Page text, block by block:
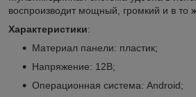
воспроизводит мощный, громкий и в то
Характеристики:
Материал панели: пластик;
Напряжение: 12В;
Операционная система: Android;